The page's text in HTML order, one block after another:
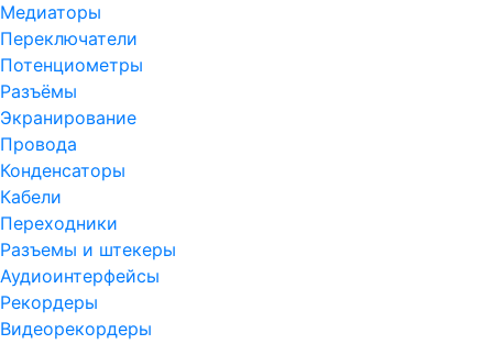
Медиаторы
Переключатели
Потенциометры
Разъёмы
Экранирование
Провода
Конденсаторы
Кабели
Переходники
Разъемы и штекеры
Аудиоинтерфейсы
Рекордеры
Видеорекордеры